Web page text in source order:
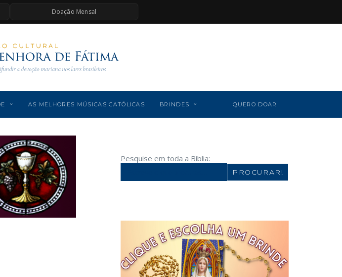
Doação Mensal
AS MELHORES MÚSICAS CATÓLICAS BRINDES QUERO DOAR
Pesquise em toda a Bíblia: